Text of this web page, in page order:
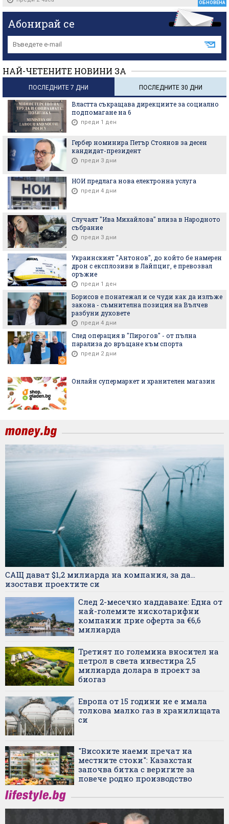
ОБНОВЕНА
Абонирай се
НАЙ-ЧЕТЕНИТЕ НОВИНИ ЗА
ПОСЛЕДНИТЕ 7 ДНИ ПОСЛЕДНИТЕ 30 ДНИ
Властта съкращава дирекциите за социално
подпомагане на 6
преди 1 ден
Гербер номинира Петър Стоянов за десен
кандидат-президент
преди 3 дни
НОИ предлага нова електронна услуга
преди 4 дни
Случаят "Ива Михайлова" влиза в Народното
събрание
преди 3 дни
Украинският "Антонов", до който бе намерен
дрон с експлозиви в Лайпциг, е превозвал
оръжие
преди 1 ден
Борисов е понатежал и се чуди как да излъже
закона - съмнителна позиция на Вълчев
разбуни духовете
преди 4 дни
След операция в "Пирогов" - от пълна
парализа до връщане към спорта
преди 2 дни
Онлайн супермаркет и хранителен магазин
САЩ дават $1,2 милиарда на компания, за да...
изостави проектите си
След 2-месечно наддаване: Една от
най-големите нискотарифни
компании прие оферта за €6,6
милиарда
Третият по големина вносител на
петрол в света инвестира 2,5
милиарда долара в проект за
биогаз
Европа от 15 години не е имала
толкова малко газ в хранилищата
си
"Високите наеми пречат на
местните стоки": Казахстан
започва битка с веригите за
повече родно производство